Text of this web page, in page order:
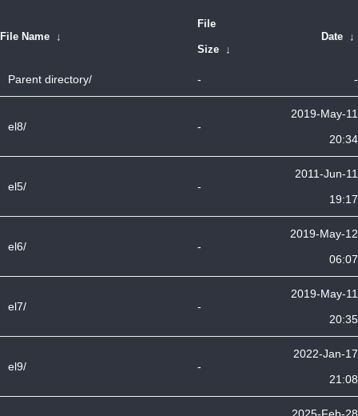
File Name ↓
File
Size ↓
Date ↓
Parent directory/ - -
el8/ -
2019-May-11
20:34
el5/ -
2011-Jun-11
19:17
el6/ -
2019-May-12
06:07
el7/ -
2019-May-11
20:35
el9/ -
2022-Jan-17
21:08